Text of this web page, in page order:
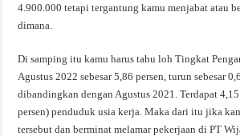
4.900.000 tetapi tergantung kamu menjabat atau
dimana.
Di samping itu kamu harus tahu loh Tingkat
Agustus 2022 sebesar 5,86 persen, turun sebesar
dibandingkan dengan Agustus 2021. Terdapat
persen) penduduk usia kerja. Maka dari itu jika
tersebut dan berminat melamar pekerjaan di PT